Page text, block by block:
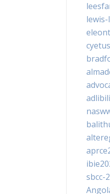
lewis-
sbcc-